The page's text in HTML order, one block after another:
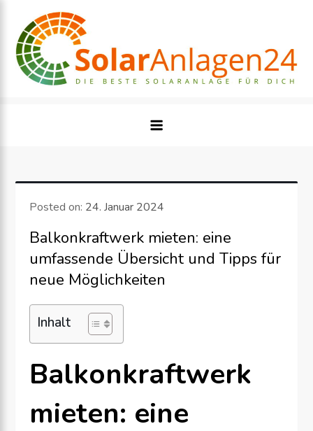
content
Posted on: 24. Januar 2024
Balkonkraftwerk mieten: eine
umfassende Übersicht und Tipps für
neue Möglichkeiten
Inhalt
Balkonkraftwerk
mieten: eine